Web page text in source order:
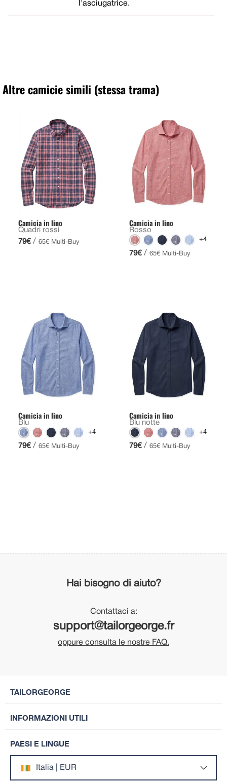
l'asciugatrice.
Altre camicie simili (stessa trama)
Camicia in lino
Quadri rossi
79€ / 65€ Multi-Buy
Camicia in lino
Rosso
+4
79€ / 65€ Multi-Buy
Camicia in lino
Blu
+4
79€ / 65€ Multi-Buy
Camicia in lino
Blu notte
+4
79€ / 65€ Multi-Buy
Hai bisogno di aiuto?
Contattaci a:
support@tailorgeorge.fr
oppure consulta le nostre FAQ.
TAILORGEORGE
INFORMAZIONI UTILI
PAESI E LINGUE
Italia | EUR